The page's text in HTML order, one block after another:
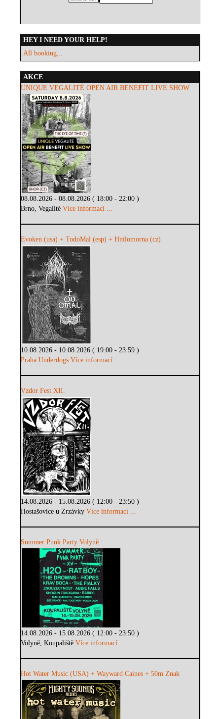
HEY I NEED YOUR HELP!
All booking...
AKCE
UNIQUE VEGALITÉ OPEN AIR BENEFIT LIVE SHOW
08.08.2026 - 08.08.2026 ( 18:00 - 22:00 )
Brno, VegalitéVíce informací ...
Evoken (usa) + TodoMal (esp) + Hnilomorna (cz)
10.08.2026 - 10.08.2026 ( 19:00 - 23:59 )
Praha Underdogs Více informací ...
Vzdor Fest XII.
14.08.2026 - 15.08.2026 ( 12:00 - 23:50 )
Hostašovice u ZrzávkyVíce informací ...
Summer Punk Party Volyně
14.08.2026 - 15.08.2026 ( 12:00 - 23:50 )
Volyně, KoupalištěVíce informací ...
Hot Water Music (USA) + Wayward Caines + 50m Znak